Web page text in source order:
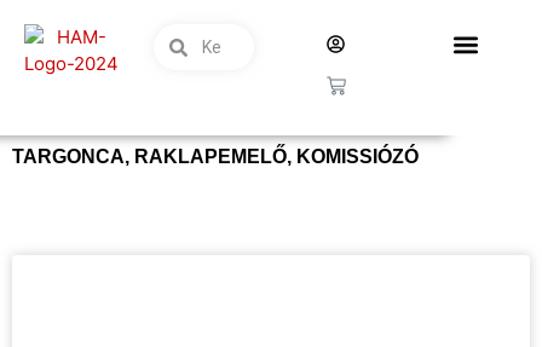
TARGONCA, RAKLAPEMELŐ, KOMISSIÓZÓ